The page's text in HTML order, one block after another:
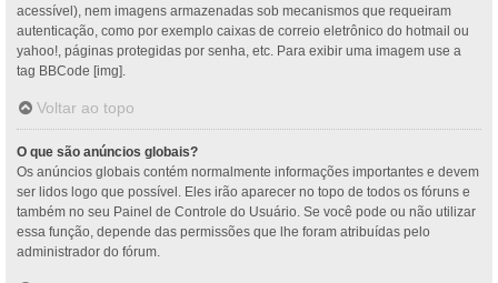
acessível), nem imagens armazenadas sob mecanismos que requeiram
autenticação, como por exemplo caixas de correio eletrônico do hotmail ou
yahoo!, páginas protegidas por senha, etc. Para exibir uma imagem use a
tag BBCode [img].
Voltar ao topo
O que são anúncios globais?
Os anúncios globais contém normalmente informações importantes e devem
ser lidos logo que possível. Eles irão aparecer no topo de todos os fóruns e
também no seu Painel de Controle do Usuário. Se você pode ou não utilizar
essa função, depende das permissões que lhe foram atribuídas pelo
administrador do fórum.